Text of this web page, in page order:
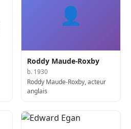
👤
Roddy Maude-Roxby
b. 1930
Roddy Maude-Roxby, acteur
anglais